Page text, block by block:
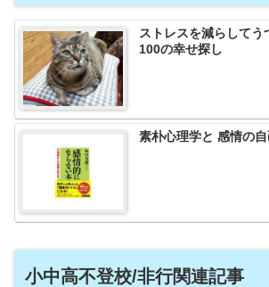
ストレスを減らしてう
100の幸せ探し
素朴心理学と 感情の
小中高不登校/非行関連記事